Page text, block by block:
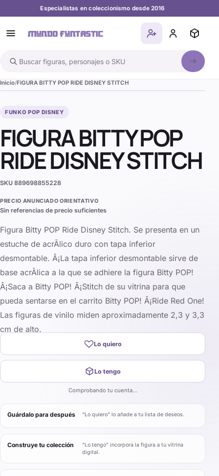
Especialistas en coleccionismo desde 2016
Buscar en el catálogo
Inicio FIGURA BITTY POP RIDE DISNEY STITCH
FUNKO POP DISNEY
FIGURA BITTY POP
RIDE DISNEY STITCH
SKU 889698855228
PRECIO ANUNCIADO ORIENTATIVO
Sin referencias de precio suficientes
Figura Bitty POP Ride Disney Stitch. Se presenta en un
estuche de acrÃ­lico duro con tapa inferior
desmontable. Â¡La tapa inferior desmontable sirve de
base acrÃ­lica a la que se adhiere la figura Bitty POP!
Â¡Saca a Bitty POP! Â¡Stitch de su vitrina para que
pueda sentarse en el carrito Bitty POP! Â¡Ride Red One!
Las figuras de vinilo miden aproximadamente 2,3 y 3,3
cm de alto.
Lo quiero
Lo tengo
Comprobando tu cuenta…
Guárdalo para después “Lo quiero” lo añade a tu lista de deseos.
Construye tu colección
“Lo tengo” incorpora la figura a tu vitrina
digital.